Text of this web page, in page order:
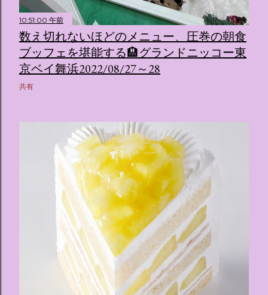
10:51:00 午前
数え切れないほどのメニュー、圧巻の朝食
ブッフェを堪能する🏨グランドニッコー東
京ベイ舞浜2022/08/27～28
共有